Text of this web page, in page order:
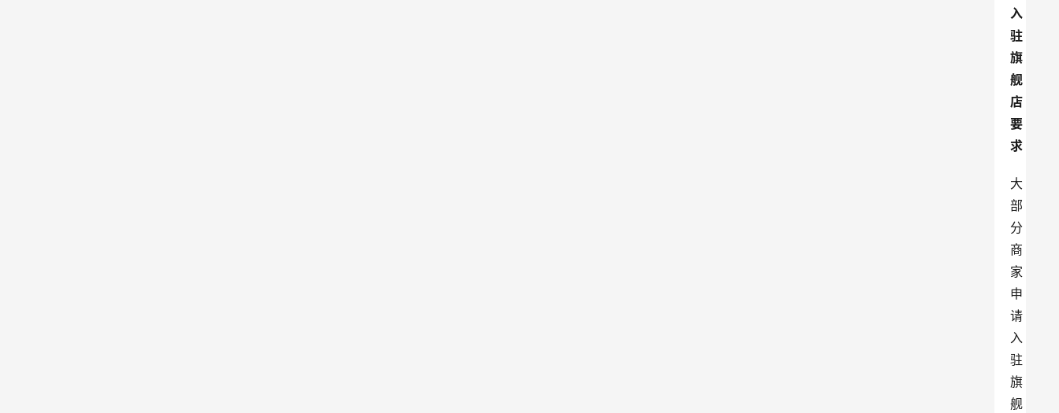
入
驻
旗
舰
店
要
求
大
部
分
商
家
申
请
入
驻
旗
舰